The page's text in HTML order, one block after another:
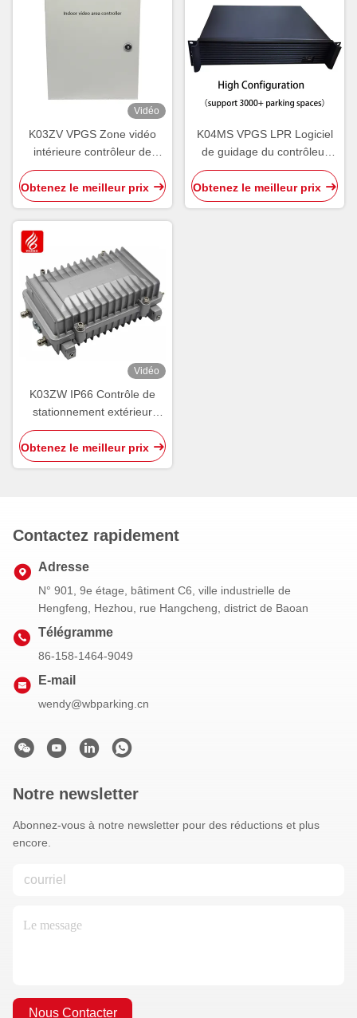
Vidéo
K03ZV VPGS Zone vidéo
intérieure contrôleur de
caméra Licence LPR
reconnue
Obtenez le meilleur prix
K04MS VPGS LPR Logiciel
de guidage du contrôleur
vidéo centralisé
Obtenez le meilleur prix
Vidéo
K03ZW IP66 Contrôle de
stationnement extérieur
Contrôleur de zone filaire
extérieur PGS RS485
Obtenez le meilleur prix
Contactez rapidement
Adresse
N° 901, 9e étage, bâtiment C6, ville industrielle de
Hengfeng, Hezhou, rue Hangcheng, district de Baoan
Télégramme
86-158-1464-9049
E-mail
wendy@wbparking.cn
Notre newsletter
Abonnez-vous à notre newsletter pour des réductions et plus
encore.
Nous Contacter